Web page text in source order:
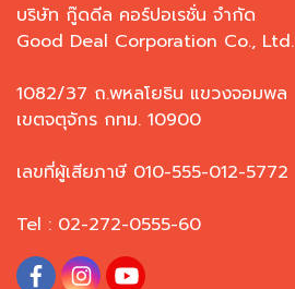
บริษัท กู๊ดดีล คอร์ปอเรชั่น จำกัด
Good Deal Corporation Co., Ltd.
1082/37 ถ.พหลโยธิน แขวงจอมพล
เขตจตุจักร กทม. 10900
เลขที่ผู้เสียภาษี 010-555-012-5772
Tel : 02-272-0555-60